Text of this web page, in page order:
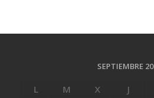
SEPTIEMBRE
L M X J